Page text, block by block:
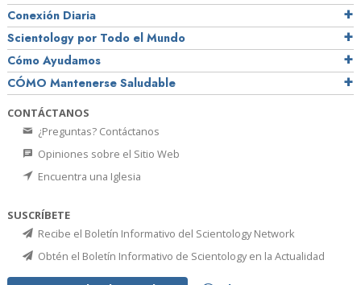
Conexión Diaria
Scientology por Todo el Mundo
Cómo Ayudamos
CÓMO Mantenerse Saludable
CONTÁCTANOS
¿Preguntas? Contáctanos
Opiniones sobre el Sitio Web
Encuentra una Iglesia
SUSCRÍBETE
Recibe el Boletín Informativo del Scientology Network
Obtén el Boletín Informativo de Scientology en la Actualidad